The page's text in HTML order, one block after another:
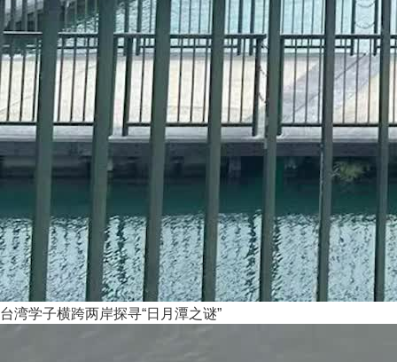
台湾学子横跨两岸探寻“日月潭之谜”